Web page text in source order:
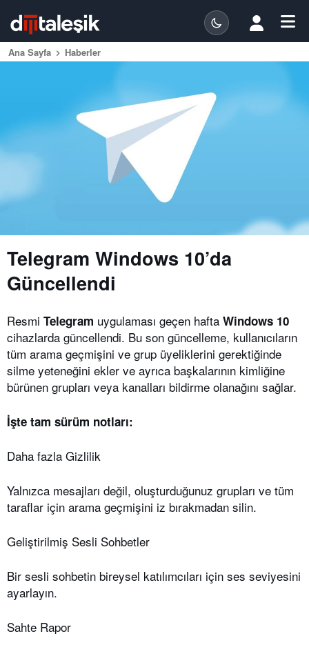
Ana Sayfa Haberler
Telegram Windows 10’da
Güncellendi
Resmi Telegram uygulaması geçen hafta Windows 10
cihazlarda güncellendi. Bu son güncelleme, kullanıcıların
tüm arama geçmişini ve grup üyeliklerini gerektiğinde
silme yeteneğini ekler ve ayrıca başkalarının kimliğine
bürünen grupları veya kanalları bildirme olanağını sağlar.
İşte tam sürüm notları:
Daha fazla Gizlilik
Yalnızca mesajları değil, oluşturduğunuz grupları ve tüm
taraflar için arama geçmişini iz bırakmadan silin.
Geliştirilmiş Sesli Sohbetler
Bir sesli sohbetin bireysel katılımcıları için ses seviyesini
ayarlayın.
Sahte Rapor